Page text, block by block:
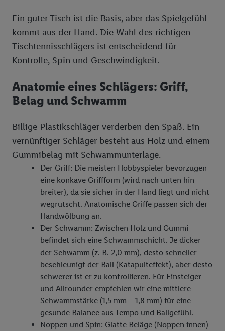
Ein guter Tisch ist die Basis, aber das Spielgefühl
kommt aus der Hand. Die Wahl des richtigen
Tischtennisschlägers ist entscheidend für
Kontrolle, Spin und Geschwindigkeit.
Anatomie eines Schlägers: Griff,
Belag und Schwamm
Billige Plastikschläger verderben den Spaß. Ein
vernünftiger Schläger besteht aus Holz und einem
Gummibelag mit Schwammunterlage.
Der Griff: Die meisten Hobbyspieler bevorzugen
eine konkave Griffform (wird nach unten hin
breiter), da sie sicher in der Hand liegt und nicht
wegrutscht. Anatomische Griffe passen sich der
Handwölbung an.
Der Schwamm: Zwischen Holz und Gummi
befindet sich eine Schwammschicht. Je dicker
der Schwamm (z. B. 2,0 mm), desto schneller
beschleunigt der Ball (Katapulteffekt), aber desto
schwerer ist er zu kontrollieren. Für Einsteiger
und Allrounder empfehlen wir eine mittlere
Schwammstärke (1,5 mm – 1,8 mm) für eine
gesunde Balance aus Tempo und Ballgefühl.
Noppen und Spin: Glatte Beläge (Noppen innen)